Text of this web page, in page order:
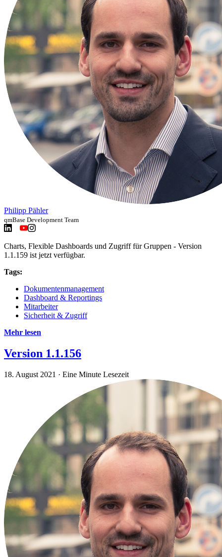
Philipp Pähler
qmBase Development Team
Charts, Flexible Dashboards und Zugriff für Gruppen - Version
1.1.159 ist jetzt verfügbar.
Tags:
Dokumentenmanagement
Dashboard & Reportings
Mitarbeiter
Sicherheit & Zugriff
Mehr lesen
Version 1.1.156
18. August 2021 · Eine Minute Lesezeit